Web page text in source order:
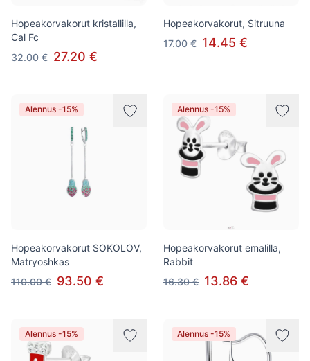
Hopeakorvakorut kristallilla,
Cal Fc
32.00 € 27.20 €
Hopeakorvakorut, Sitruuna
17.00 € 14.45 €
Alennus -15%
Hopeakorvakorut SOKOLOV,
Matryoshkas
110.00 € 93.50 €
Alennus -15%
Hopeakorvakorut emalilla,
Rabbit
16.30 € 13.86 €
Alennus -15% Alennus -15%